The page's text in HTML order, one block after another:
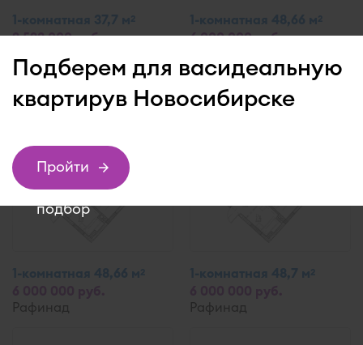
1-комнатная 37,7 м2
9 593 000 руб.
Тайм Сквер
1-комнатная 48,66 м2
6 000 000 руб.
1-комнатная 48,66 м2
Рафинад
1-комнатная 48,7 м2
Рафинад
Подберем для васидеальную
квартирув Новосибирске
Пройти
подбор